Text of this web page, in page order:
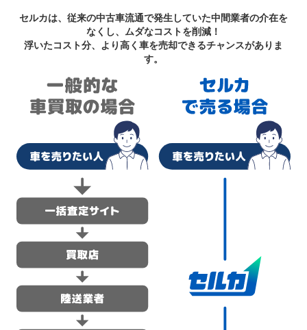
セルカは、従来の中古車流通で発生していた中間業者の介在を
なくし、ムダなコストを削減！
浮いたコスト分、より高く車を売却できるチャンスがありま
す。